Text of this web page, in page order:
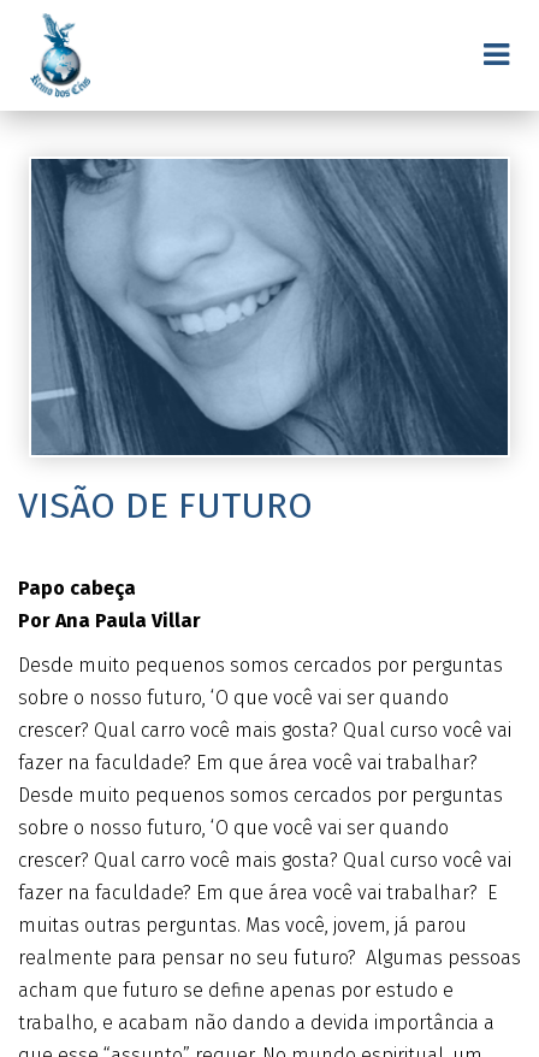
VISÃO DE FUTURO
Papo cabeça
Por Ana Paula Villar
Desde muito pequenos somos cercados por perguntas
sobre o nosso futuro, ‘O que você vai ser quando
crescer? Qual carro você mais gosta? Qual curso você vai
fazer na faculdade? Em que área você vai trabalhar?
Desde muito pequenos somos cercados por perguntas
sobre o nosso futuro, ‘O que você vai ser quando
crescer? Qual carro você mais gosta? Qual curso você vai
fazer na faculdade? Em que área você vai trabalhar? E
muitas outras perguntas. Mas você, jovem, já parou
realmente para pensar no seu futuro? Algumas pessoas
acham que futuro se define apenas por estudo e
trabalho, e acabam não dando a devida importância a